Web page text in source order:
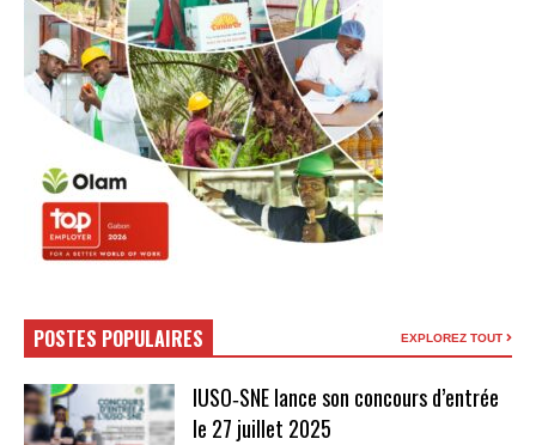
POSTES POPULAIRES EXPLOREZ TOUT
IUSO‑SNE lance son concours d’entrée
le 27 juillet 2025